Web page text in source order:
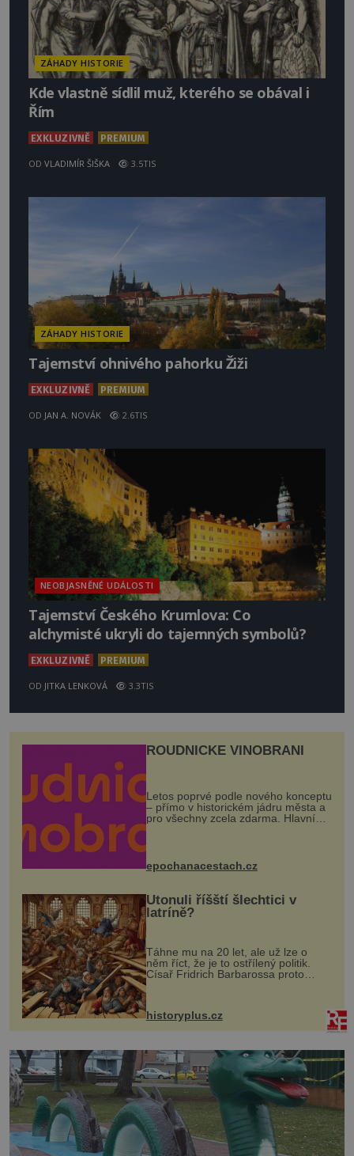
ZÁHADY HISTORIE
Kde vlastně sídlil muž, kterého se obával i
Řím
EXKLUZIVNĚ PREMIUM
OD VLADIMÍR ŠIŠKA 3.5TIS
ZÁHADY HISTORIE
Tajemství ohnivého pahorku Žiži
EXKLUZIVNĚ PREMIUM
OD JAN A. NOVÁK 2.6TIS
NEOBJASNĚNÉ UDÁLOSTI
Tajemství Českého Krumlova: Co
alchymisté ukryli do tajemných symbolů?
EXKLUZIVNĚ PREMIUM
OD JITKA LENKOVÁ 3.3TIS
ROUDNICKÉ VINOBRANÍ
Letos poprvé podle nového konceptu
– přímo v historickém jádru města a
pro všechny zcela zdarma. Hlavní
program se odehraje na Karlově a
mohou těšit na víno, burčák, pes...
epochanacestach.cz
Utonuli říšští šlechtici v
latríně?
Táhne mu na 20 let, ale už lze o
něm říct, že je to ostřílený politik.
Císař Fridrich Barbarossa proto
posílá svého syna a dědice Jindřicha
VI. do Erfurtu, aby se stal
prostředníkem při řešení sporu m...
historyplus.cz